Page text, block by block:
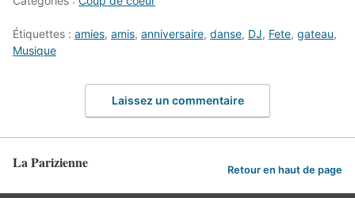
Étiquettes : amies, amis, anniversaire, danse, DJ, Fete, gateau,
Musique
Laissez un commentaire
La Parizienne Retour en haut de page